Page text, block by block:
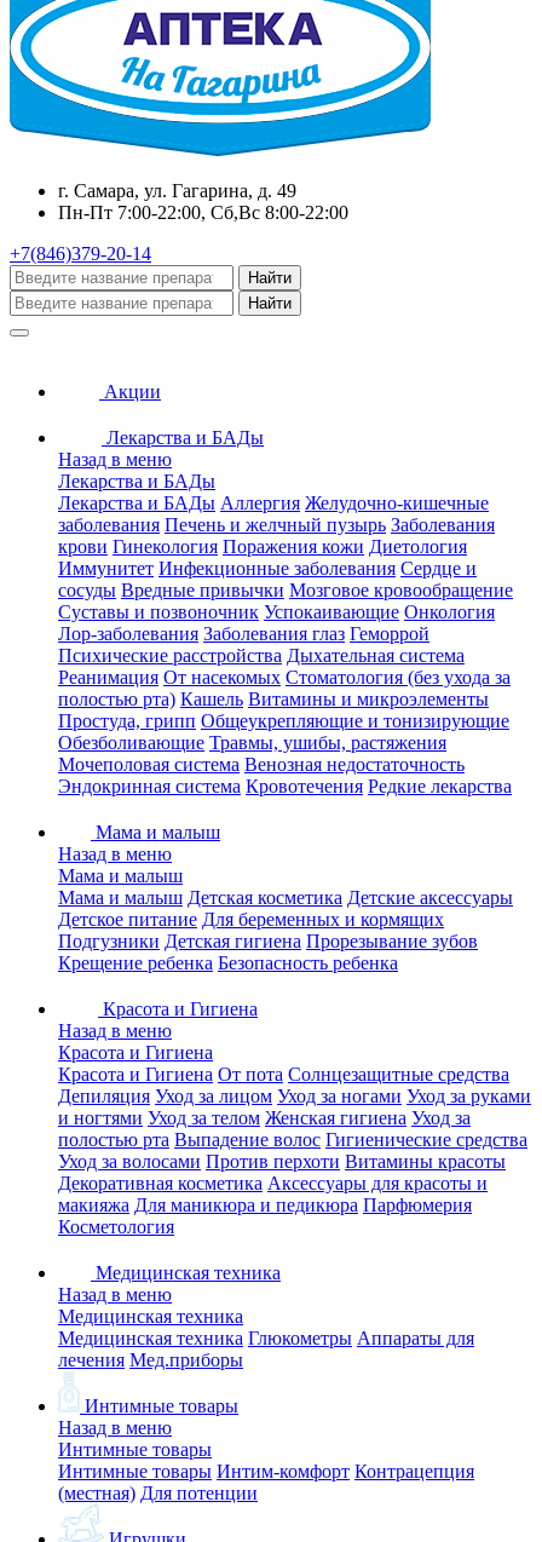
г. Самара, ул. Гагарина, д. 49
Пн-Пт 7:00-22:00, Сб,Вс 8:00-22:00
+7(846)379-20-14
Найти
Найти
Акции
Лекарства и БАДы
Назад в меню
Лекарства и БАДы
Лекарства и БАДы Аллергия Желудочно-кишечные
заболевания Печень и желчный пузырь Заболевания
крови Гинекология Поражения кожи Диетология
Иммунитет Инфекционные заболевания Сердце и
сосуды Вредные привычки Мозговое кровообращение
Суставы и позвоночник Успокаивающие Онкология
Лор-заболевания Заболевания глаз Геморрой
Психические расстройства Дыхательная система
Реанимация От насекомых Стоматология (без ухода за
полостью рта) Кашель Витамины и микроэлементы
Простуда, грипп Общеукрепляющие и тонизирующие
Обезболивающие Травмы, ушибы, растяжения
Мочеполовая система Венозная недостаточность
Эндокринная система Кровотечения Редкие лекарства
Мама и малыш
Назад в меню
Мама и малыш
Мама и малыш Детская косметика Детские аксессуары
Детское питание Для беременных и кормящих
Подгузники Детская гигиена Прорезывание зубов
Крещение ребенка Безопасность ребенка
Красота и Гигиена
Назад в меню
Красота и Гигиена
Красота и Гигиена От пота Солнцезащитные средства
Депиляция Уход за лицом Уход за ногами Уход за руками
и ногтями Уход за телом Женская гигиена Уход за
полостью рта Выпадение волос Гигиенические средства
Уход за волосами Против перхоти Витамины красоты
Декоративная косметика Аксессуары для красоты и
макияжа Для маникюра и педикюра Парфюмерия
Косметология
Медицинская техника
Назад в меню
Медицинская техника
Медицинская техника Глюкометры Аппараты для
лечения Мед.приборы
Интимные товары
Назад в меню
Интимные товары
Интимные товары Интим-комфорт Контрацепция
(местная) Для потенции